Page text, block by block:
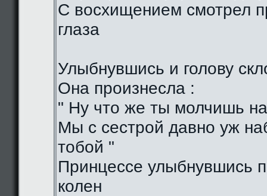
С восхищением смотрел
глаза
Улыбнувшись и голову
Она произнесла :
" Ну что же ты молчишь
Мы с сестрой давно уж
тобой "
Принцессе улыбнувшись
колен